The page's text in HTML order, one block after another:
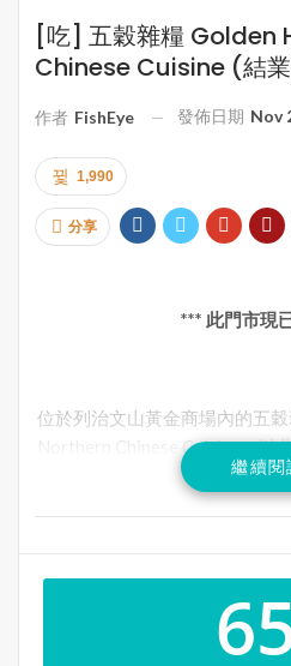
[吃] 五穀雜糧 Golden
Chinese Cuisine (結
作者 FishEye 發佈日期 Nov
1,990
分享
*** 此門市現
位於列治文山黃金商場內的五
Northern Chinese Cuisine，以
中有多道小菜賣相精美。廚師
融入五穀蔬菜，務求令食客吃
地址: 328 Highway 7 East, Unit
繼續閱